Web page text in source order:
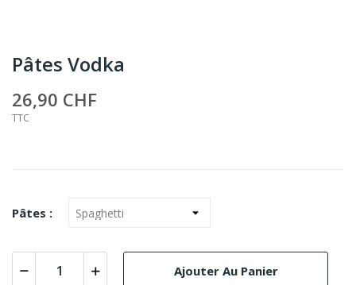
Pâtes Vodka
26,90 CHF
TTC
Pâtes :
Ajouter Au Panier